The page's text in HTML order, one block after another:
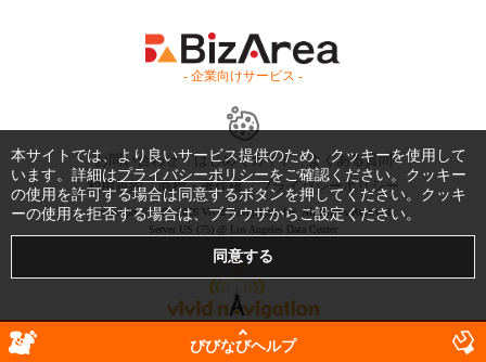
- 企業向けサービス -
お問い合わせ はじめてガイド
よくある質問
利用規約
商標・著作権 プライバシーポリシー
Copyright © 1999-2026 Vivid Navigation, Inc. All Rights Reserved.
Server US (75) @ Los Angeles Data Center
びびなびヘルプ
本サイトでは、より良いサービス提供のため、クッキーを使用して
います。詳細はプライバシーポリシーをご確認ください。クッキー
の使用を許可する場合は同意するボタンを押してください。クッキ
ーの使用を拒否する場合は、ブラウザからご設定ください。